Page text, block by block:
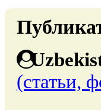
(статьи,